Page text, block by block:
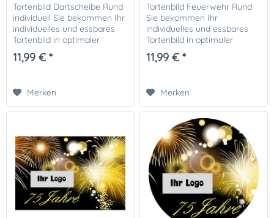
Tortenbild Dartscheibe Rund
individuell Sie bekommen Ihr
individuelles und essbares
Tortenbild in optimaler
Qualität auf Dekor-Plus
Zuckerpapier gedruckt. Ihrer
11,99 € *
Merken
Tortenbild Feuerwehr Rund
Sie bekommen Ihr
individuelles und essbares
Tortenbild in optimaler
Qualität auf Dekor-Plus
Zuckerpapier gedruckt. Ihrer
11,99 € *
Merken